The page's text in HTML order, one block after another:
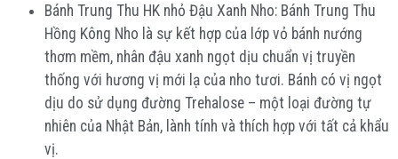
Bánh Trung Thu HK nhỏ Đậu Xanh Nho: Bánh Trung Thu
Hồng Kông Nho là sự kết hợp của lớp vỏ bánh nướng
thơm mềm, nhân đậu xanh ngọt dịu chuẩn vị truyền
thống với hương vị mới lạ của nho tươi. Bánh có vị ngọt
dịu do sử dụng đường Trehalose – một loại đường tự
nhiên của Nhật Bản, lành tính và thích hợp với tất cả khẩu
vị.